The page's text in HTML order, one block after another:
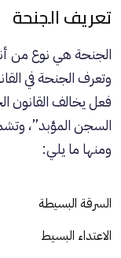
تعريف الجنحة
الجنحة هي نوع من
وتعرف الجنحة في
فعل يخالف القانون
السجن المؤبد”،
ومنها ما يلي:
السرقة البسيطة
الاعتداء البسيط